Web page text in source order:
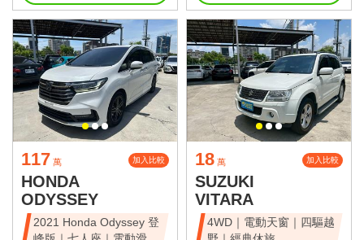
117 萬 加入比較
HONDA
ODYSSEY
2021 Honda Odyssey 登
18 萬 加入比較
SUZUKI
VITARA
4WD｜電動天窗｜四驅越